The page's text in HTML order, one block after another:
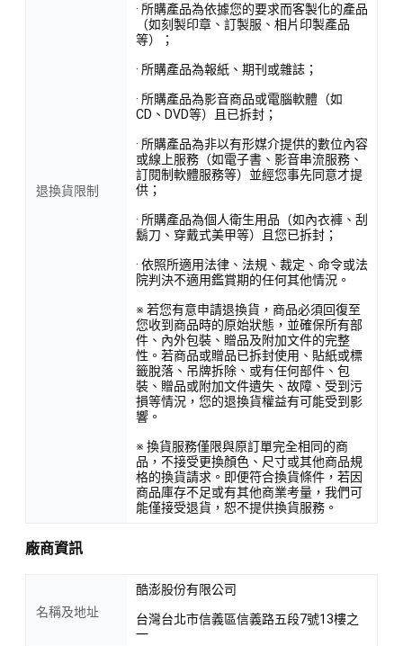
退換貨限制
· 所購產品為依據您的要求而客製化的產品
（如刻製印章、訂製服、相片印製產品
等）；
· 所購產品為報紙、期刊或雜誌；
· 所購產品為影音商品或電腦軟體（如
CD、DVD等）且已拆封；
· 所購產品為非以有形媒介提供的數位內容
或線上服務（如電子書、影音串流服務、
訂閱制軟體服務等）並經您事先同意才提
供；
· 所購產品為個人衛生用品（如內衣褲、刮
鬍刀、穿戴式美甲等）且您已拆封；
· 依照所適用法律、法規、裁定、命令或法
院判決不適用鑑賞期的任何其他情況。
※ 若您有意申請退換貨，商品必須回復至
您收到商品時的原始狀態，並確保所有部
件、內外包裝、贈品及附加文件的完整
性。若商品或贈品已拆封使用、貼紙或標
籤脫落、吊牌拆除、或有任何部件、包
裝、贈品或附加文件遺失、故障、受到污
損等情況，您的退換貨權益有可能受到影
響。
※ 換貨服務僅限與原訂單完全相同的商
品，不接受更換顏色、尺寸或其他商品規
格的換貨請求。即便符合換貨條件，若因
商品庫存不足或有其他商業考量，我們可
能僅接受退貨，恕不提供換貨服務。
廠商資訊
名稱及地址
酷澎股份有限公司
台灣台北市信義區信義路五段7號13樓之
一